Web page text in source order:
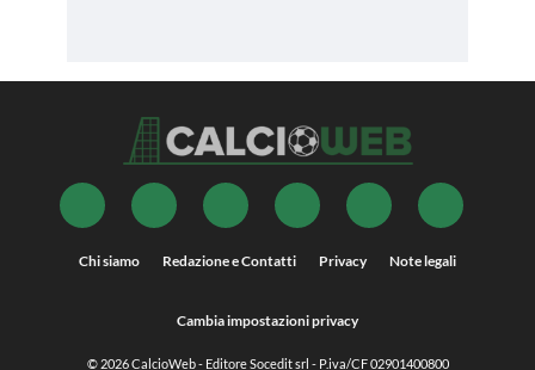
Chi siamo Redazione e Contatti Privacy Note legali
Cambia impostazioni privacy
© 2026CalcioWeb- Editore Socedit srl - P.iva/CF 02901400800